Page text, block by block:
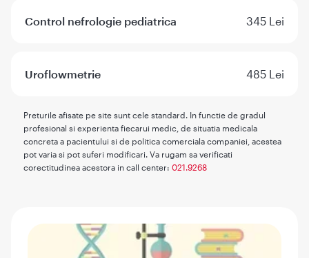
Control nefrologie pediatrica 345 Lei
Uroflowmetrie 485 Lei
Preturile afisate pe site sunt cele standard. In functie de gradul
profesional si experienta fiecarui medic, de situatia medicala
concreta a pacientului si de politica comerciala companiei, acestea
pot varia si pot suferi modificari. Va rugam sa verificati
corectitudinea acestora in call center: 021.9268